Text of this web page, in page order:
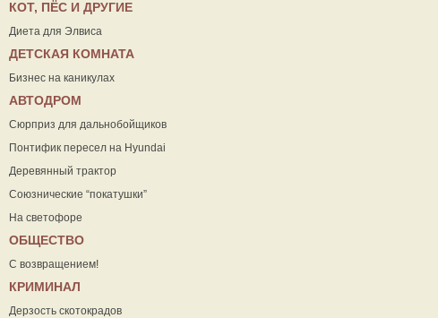
КОТ, ПЁС И ДРУГИЕ
Диета для Элвиса
ДЕТСКАЯ КОМНАТА
Бизнес на каникулах
АВТОДРОМ
Сюрприз для дальнобойщиков
Понтифик пересел на Hyundai
Деревянный трактор
Союзнические “покатушки”
На светофоре
ОБЩЕСТВО
С возвращением!
КРИМИНАЛ
Дерзость скотокрадов